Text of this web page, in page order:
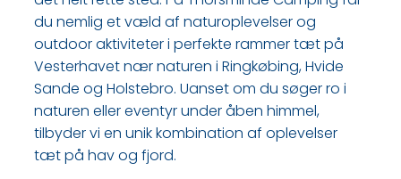
du nemlig et væld af naturoplevelser og
outdoor aktiviteter i perfekte rammer tæt på
Vesterhavet nær naturen i Ringkøbing, Hvide
Sande og Holstebro. Uanset om du søger ro i
naturen eller eventyr under åben himmel,
tilbyder vi en unik kombination af oplevelser
tæt på hav og fjord.